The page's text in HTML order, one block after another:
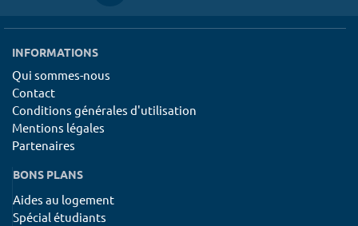
INFORMATIONS
Qui sommes-nous
Contact
Conditions générales d'utilisation
Mentions légales
Partenaires
BONS PLANS
Aides au logement
Spécial étudiants